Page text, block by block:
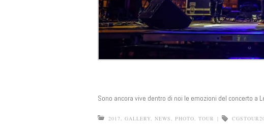
Sono ancora vive dentro di noi le emozioni del concerto a
2017, GALLERY, NEWS, PHOTO, TOUR |